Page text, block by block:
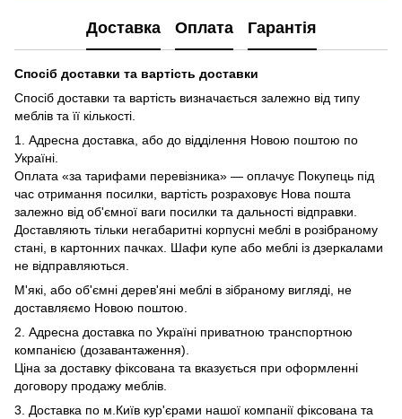
Доставка Оплата Гарантія
Спосіб доставки та вартість доставки
Спосіб доставки та вартість визначається залежно від типу
меблів та її кількості.
1. Адресна доставка, або до відділення Новою поштою по
Україні.
Оплата «за тарифами перевізника» — оплачує Покупець під
час отримання посилки, вартість розраховує Нова пошта
залежно від об'ємної ваги посилки та дальності відправки.
Доставляють тільки негабаритні корпусні меблі в розібраному
стані, в картонних пачках. Шафи купе або меблі із дзеркалами
не відправляються.
М'які, або об'ємні дерев'яні меблі в зібраному вигляді, не
доставляємо Новою поштою.
2. Адресна доставка по Україні приватною транспортною
компанією (дозавантаження).
Ціна за доставку фіксована та вказується при оформленні
договору продажу меблів.
3. Доставка по м.Київ кур'єрами нашої компанії фіксована та